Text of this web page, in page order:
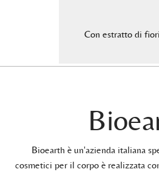
Con estratto di
Bioearth è un'azienda italiana
cosmetici per il corpo è realizzata